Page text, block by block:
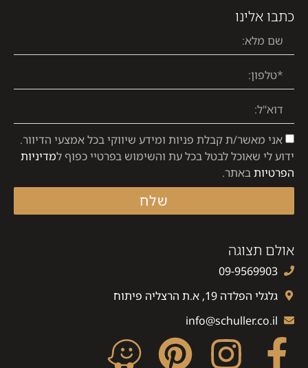
אולם תצוגה
09-9569903
גלגלי הפלדה 19, א.ת הרצליה פיתוח
info@schuller.co.il
כתבו אלינו
אני מאשר/ת קבלת פניות ומידע שיווקי בכל אמצעי הדיוור.
ידוע לי שאוכל לבטל בכל עת והשימוש בפרטיי כפוף למדיניות
הפרטיותבאתר.
שלח